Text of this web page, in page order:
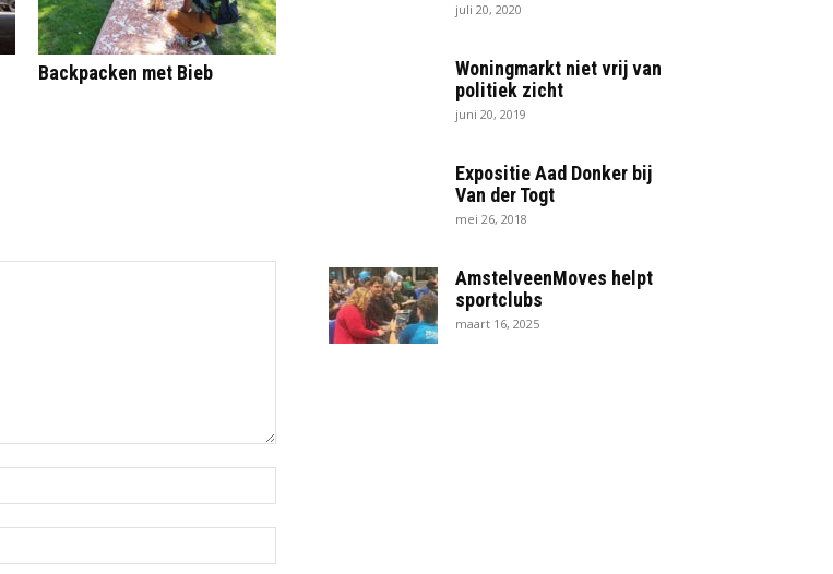
Backpacken met Bieb
juli 20, 2020
Woningmarkt niet vrij van
politiek zicht
juni 20, 2019
Expositie Aad Donker bij
Van der Togt
mei 26, 2018
AmstelveenMoves helpt
sportclubs
maart 16, 2025